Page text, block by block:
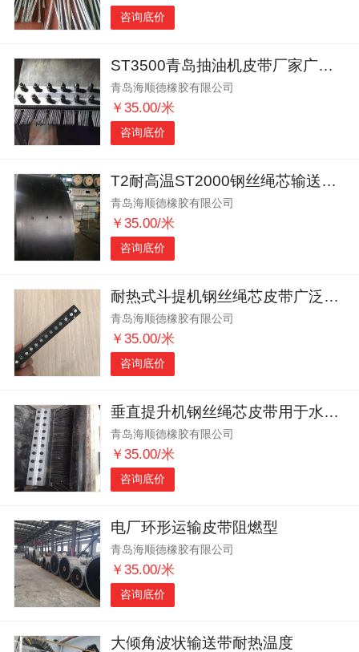
咨询底价
ST3500青岛抽油机皮带厂家广泛用于石油机械
青岛海顺德橡胶有限公司
￥35.00/米
咨询底价
T2耐高温ST2000钢丝绳芯输送带接头夹板
青岛海顺德橡胶有限公司
￥35.00/米
咨询底价
耐热式斗提机钢丝绳芯皮带广泛用于熟料生料运输
青岛海顺德橡胶有限公司
￥35.00/米
咨询底价
垂直提升机钢丝绳芯皮带用于水泥化工行业
青岛海顺德橡胶有限公司
￥35.00/米
咨询底价
电厂环形运输皮带阻燃型
青岛海顺德橡胶有限公司
￥35.00/米
咨询底价
大倾角波状输送带耐热温度